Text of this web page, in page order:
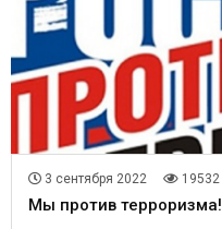
3 сентября 2022 19532
Мы против терроризма!